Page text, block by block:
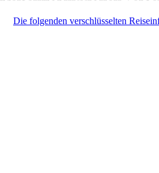
Die folgenden verschlüsselten